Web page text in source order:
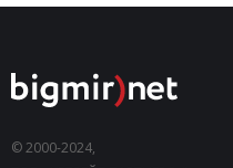
© 2000-2024,